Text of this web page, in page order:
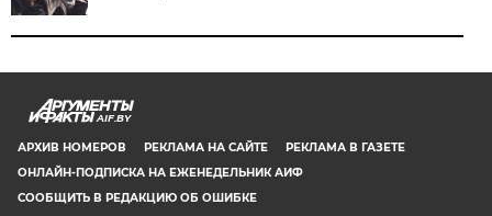
AIF.BY
АРХИВ НОМЕРОВ РЕКЛАМА НА САЙТЕ
РЕКЛАМА В ГАЗЕТЕ
ОНЛАЙН-ПОДПИСКА НА ЕЖЕНЕДЕЛЬНИК АИФ
СООБЩИТЬ В РЕДАКЦИЮ ОБ ОШИБКЕ